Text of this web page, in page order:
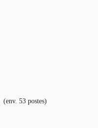
(env. 53 postes)